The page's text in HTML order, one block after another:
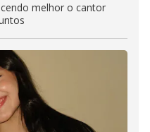
melhor o cantor